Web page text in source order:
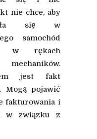
nie chce, aby
się w
samochód
w rękach
jest fakt
Mogą pojawić
fakturowania i
w związku z